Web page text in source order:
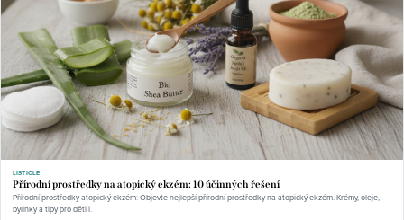
LISTICLE
Přírodní prostředky na atopický ekzém: 10 účinných řešení
Přírodní prostředky atopický ekzém: Objevte nejlepší přírodní prostředky na atopický ekzém. Krémy, oleje,
bylinky a tipy pro děti i.